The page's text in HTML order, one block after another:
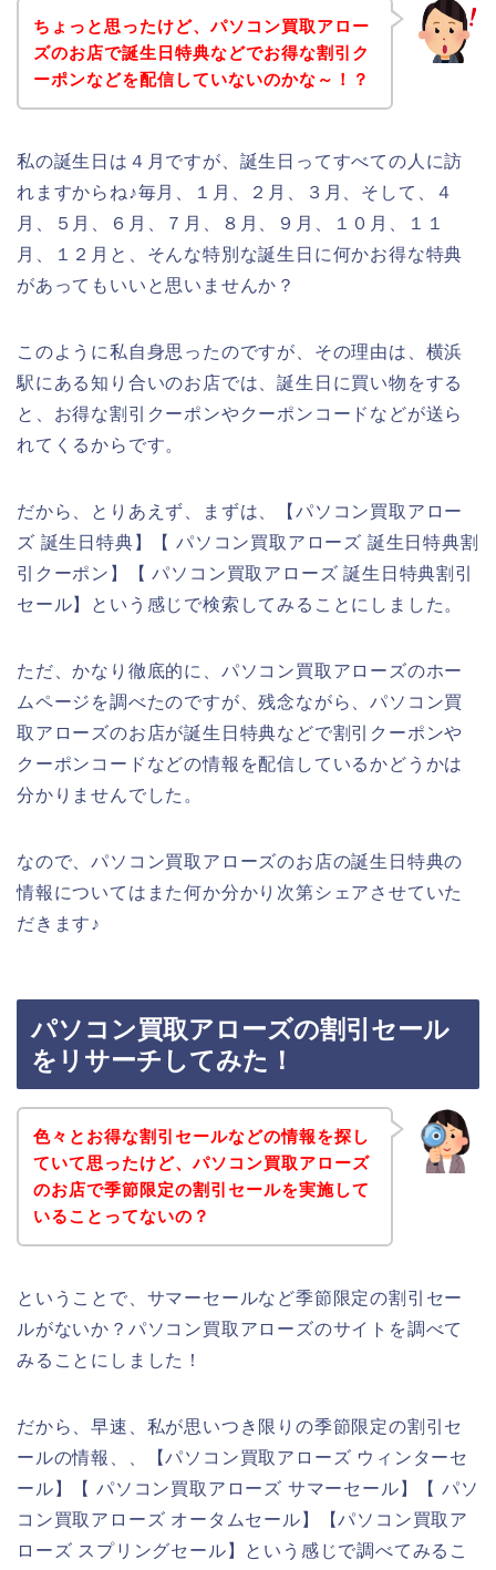
ちょっと思ったけど、パソコン買取アロー
ズのお店で誕生日特典などでお得な割引ク
ーポンなどを配信していないのかな～！？
私の誕生日は４月ですが、誕生日ってすべての人に訪
れますからね♪毎月、１月、２月、３月、そして、４
月、５月、６月、７月、８月、９月、１０月、１１
月、１２月と、そんな特別な誕生日に何かお得な特典
があってもいいと思いませんか？
このように私自身思ったのですが、その理由は、横浜
駅にある知り合いのお店では、誕生日に買い物をする
と、お得な割引クーポンやクーポンコードなどが送ら
れてくるからです。
だから、とりあえず、まずは、【パソコン買取アロー
ズ 誕生日特典】【 パソコン買取アローズ 誕生日特典割
引クーポン】【 パソコン買取アローズ 誕生日特典割引
セール】という感じで検索してみることにしました。
ただ、かなり徹底的に、パソコン買取アローズのホー
ムページを調べたのですが、残念ながら、パソコン買
取アローズのお店が誕生日特典などで割引クーポンや
クーポンコードなどの情報を配信しているかどうかは
分かりませんでした。
なので、パソコン買取アローズのお店の誕生日特典の
情報についてはまた何か分かり次第シェアさせていた
だきます♪
パソコン買取アローズの割引セール
をリサーチしてみた！
色々とお得な割引セールなどの情報を探し
ていて思ったけど、パソコン買取アローズ
のお店で季節限定の割引セールを実施して
いることってないの？
ということで、サマーセールなど季節限定の割引セー
ルがないか？パソコン買取アローズのサイトを調べて
みることにしました！
だから、早速、私が思いつき限りの季節限定の割引セ
ールの情報、、【パソコン買取アローズ ウィンターセ
ール】【 パソコン買取アローズ サマーセール】【 パソ
コン買取アローズ オータムセール】【パソコン買取ア
ローズ スプリングセール】という感じで調べてみるこ